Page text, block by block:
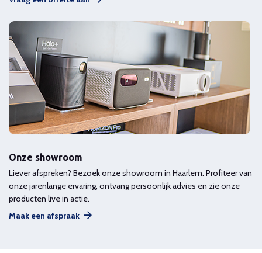
Onze showroom
Liever afspreken? Bezoek onze showroom in Haarlem. Profiteer van
onze jarenlange ervaring, ontvang persoonlijk advies en zie onze
producten live in actie.
Maak een afspraak